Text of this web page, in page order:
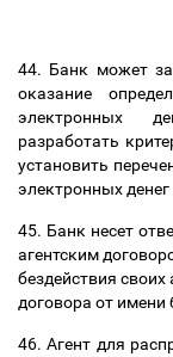
44. Банк может
оказание
электронных
разработать
установить
электронных
45. Банк несет
агентским
бездействия
договора от имени
46. Агент для